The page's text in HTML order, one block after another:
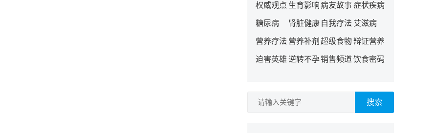
权威观点 生育影响病友故事症状疾病
糖尿病 肾脏健康 自我疗法 艾滋病
营养疗法 营养补剂 超级食物辩证营养
迫害英雄 逆转不孕销售频道饮食密码
搜索